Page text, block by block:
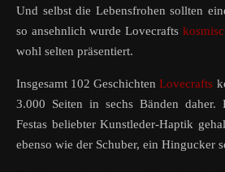
Und selbst die Lebensfrohen sollten
so ansehnlich wurde Lovecrafts
wohl selten präsentiert.
Insgesamt 102 GeschichtenLovecrafts
3.000 Seiten in sechs Bänden daher.
Festas beliebter Kunstleder-Haptik
ebenso wie der Schuber, ein Hingucker